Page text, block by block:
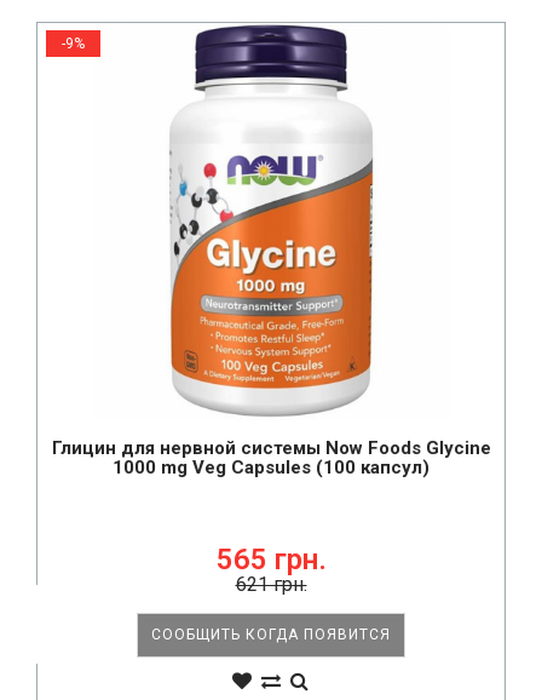
-9%
Глицин для нервной системы Now Foods Glycine
1000 mg Veg Capsules (100 капсул)
565 грн.
621 грн.
СООБЩИТЬ КОГДА ПОЯВИТСЯ